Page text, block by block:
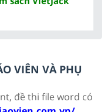
VIÊN VÀ PHỤ
đề thi file word có